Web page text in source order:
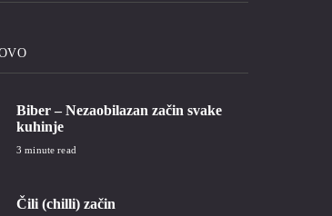
Biber – Nezaobilazan začin svake
kuhinje
3 minute read
Čili (chilli) začin